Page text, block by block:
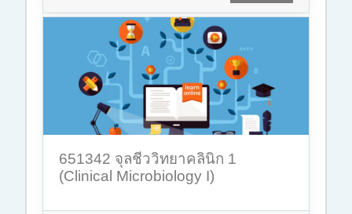
651342 จุลชีววิทยาคลินิก 1
(Clinical Microbiology I)